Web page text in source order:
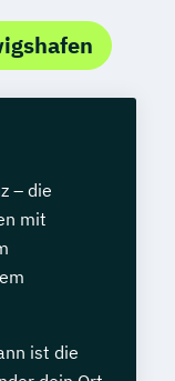
– die
mit
ist die